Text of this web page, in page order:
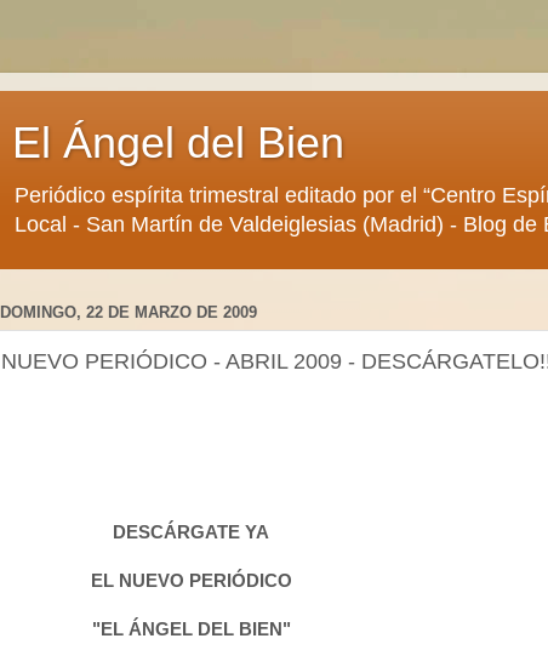
El Ángel del Bien
Periódico espírita trimestral editado por el “Centro
Local - San Martín de Valdeiglesias (Madrid) - Blog de
DOMINGO, 22 DE MARZO DE 2009
NUEVO PERIÓDICO - ABRIL 2009 -
DESCÁRGATE YA
EL NUEVO PERIÓDICO
"EL ÁNGEL DEL BIEN"